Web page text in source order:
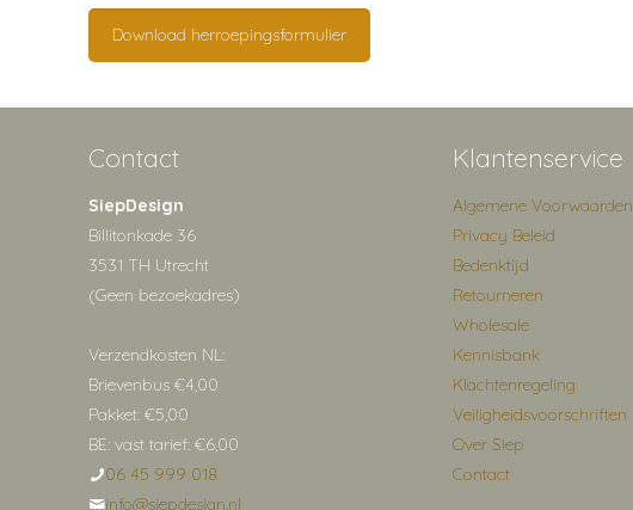
Download herroepingsformulier
Contact
SiepDesign
Billitonkade 36
3531 TH Utrecht
(Geen bezoekadres)
Verzendkosten NL:
Brievenbus €4,00
Pakket: €5,00
BE: vast tarief: €6,00
06 45 999 018
info@siepdesign.nl
Klantenservice
Algemene Voorwaarden
Privacy Beleid
Bedenktijd
Retourneren
Wholesale
Kennisbank
Klachtenregeling
Veiligheidsvoorschriften
Over Siep
Contact